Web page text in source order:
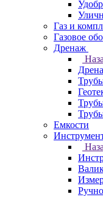
Газ и
Газовое
Дренаж
Емкости